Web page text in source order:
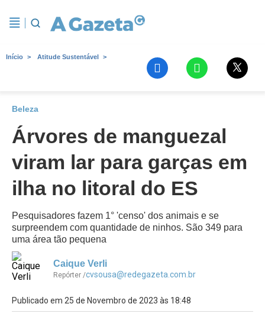
Início Atitude Sustentável
Beleza
Árvores de manguezal
viram lar para garças em
ilha no litoral do ES
Pesquisadores fazem 1° 'censo' dos animais e se
surpreendem com quantidade de ninhos. São 349 para
uma área tão pequena
Caique Verli
Repórter /cvsousa@redegazeta.com.br
Publicado em 25 de Novembro de 2023 às 18:48